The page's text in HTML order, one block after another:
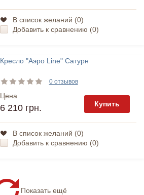
В список желаний (0)
Добавить к сравнению (0)
Кресло "Аэро Line" Сатурн
0 отзывов
Цена
6 210 грн. Купить
В список желаний (0)
Добавить к сравнению (0)
Показать ещё